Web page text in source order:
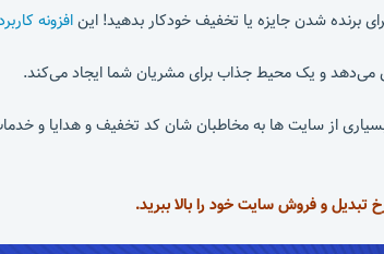
برنده شدن جایزه یا تخفیف خودکار بدهید! اینافزونه
می‌دهد و یک محیط جذاب برای مشریان شما ایجاد می‌کند.
از سایت ها به مخاطبان شان کد تخفیف و هدایا و خدمات
تبدیل و فروش سایت خود را بالا ببرید.